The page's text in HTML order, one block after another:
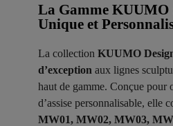
La Gamme KUUMO
Unique et
La collection KUUMO
d’exception aux lignes
haut de gamme. Conçue pour
d’assise personnalisable, elle
MW01, MW02, MW03,